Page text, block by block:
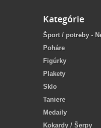
Kategórie
Šport / potreby -
Poháre
Figúrky
Plakety
Sklo
Taniere
Medaily
Kokardy / Šerpy